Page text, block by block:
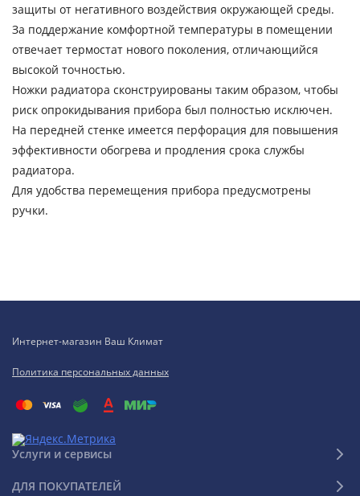
защиты от негативного воздействия окружающей среды.
За поддержание комфортной температуры в помещении
отвечает термостат нового поколения, отличающийся
высокой точностью.
Ножки радиатора сконструированы таким образом, чтобы
риск опрокидывания прибора был полностью исключен.
На передней стенке имеется перфорация для повышения
эффективности обогрева и продления срока службы
радиатора.
Для удобства перемещения прибора предусмотрены
ручки.
Интернет-магазин Ваш Климат
Политика персональных данных
Услуги и сервисы
ДЛЯ ПОКУПАТЕЛЕЙ